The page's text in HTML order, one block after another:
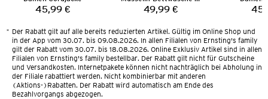
Preis:
45,99 € Preis:
49,99 €
* Der Rabatt gilt auf alle bereits reduzierten Artikel. Gültig im Online Shop und
in der App vom 30.07. bis 09.08.2026. In allen Filialen von Ernsting's family
gilt der Rabatt vom 30.07. bis 18.08.2026. Online Exklusiv Artikel sind in allen
Filialen von Ernsting's family bestellbar. Der Rabatt gilt nicht für Gutscheine
und Versandkosten. Internetpakete können nicht nachträglich bei Abholung in
der Filiale rabattiert werden. Nicht kombinierbar mit anderen
(Aktions-)Rabatten. Der Rabatt wird automatisch am Ende des
Bezahlvorgangs abgezogen.